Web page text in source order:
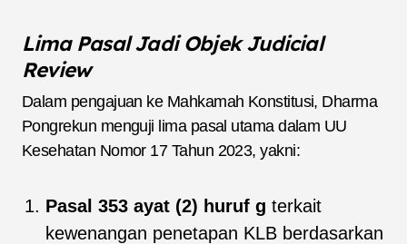
Lima Pasal Jadi Objek Judicial
Review
Dalam pengajuan ke Mahkamah Konstitusi, Dharma
Pongrekun menguji lima pasal utama dalam UU
Kesehatan Nomor 17 Tahun 2023, yakni:
Pasal 353 ayat (2) huruf g terkait
kewenangan penetapan KLB berdasarkan